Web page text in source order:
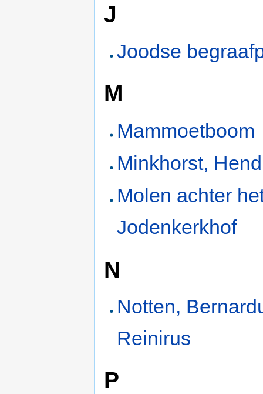
J
Joodse
M
Mammoetboom
Minkhorst,
Molen achter
Jodenkerkhof
N
Notten,
Reinirus
P